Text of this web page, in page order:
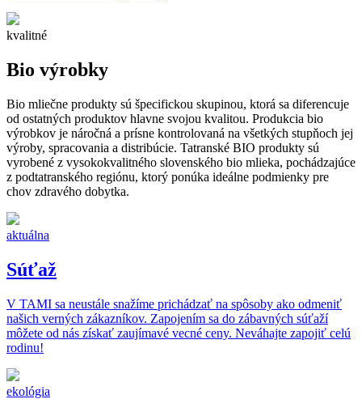
kvalitné
Bio výrobky
Bio mliečne produkty sú špecifickou skupinou, ktorá sa diferencuje
od ostatných produktov hlavne svojou kvalitou. Produkcia bio
výrobkov je náročná a prísne kontrolovaná na všetkých stupňoch jej
výroby, spracovania a distribúcie. Tatranské BIO produkty sú
vyrobené z vysokokvalitného slovenského bio mlieka, pochádzajúce
z podtatranského regiónu, ktorý ponúka ideálne podmienky pre
chov zdravého dobytka.
aktuálna
Súťaž
V TAMI sa neustále snažíme prichádzať na spôsoby ako odmeniť
našich verných zákazníkov. Zapojením sa do zábavných súťaží
môžete od nás získať zaujímavé vecné ceny. Neváhajte zapojiť celú
rodinu!
ekológia